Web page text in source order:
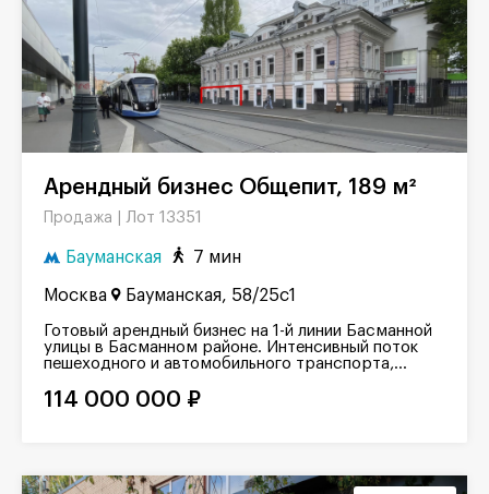
Арендный бизнес Общепит, 189 м²
Продажа | Лот 13351
Бауманская 7 мин
Москва Бауманская, 58/25с1
Готовый арендный бизнес на 1-й линии Басманной
улицы в Басманном районе. Интенсивный поток
пешеходного и автомобильного транспорта,...
114 000 000 ₽